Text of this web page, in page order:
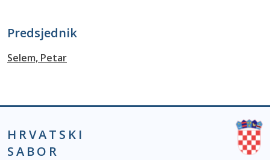
Predsjednik
Selem, Petar
HRVATSKI
SABOR